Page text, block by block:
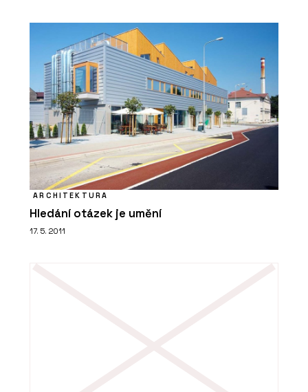
ČLÁNKY
Návštěvnické centrum pivovaru
Bernard zve na pivo i kvalitní interiér
ARCHITEKTURA
Hledání otázek je umění
17. 5. 2011